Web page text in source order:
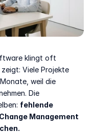
klingt oft
Viele Projekte
weil die
Die
fehlende
Management